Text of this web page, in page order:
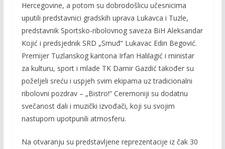
Hercegovine, a potom su dobrodošlicu učesnicima
uputili predstavnici gradskih uprava Lukavca i Tuzle,
predstavnik Sportsko-ribolovnog saveza BiH Aleksandar
Kojić i predsjednik SRD „Smuđ“ Lukavac Edin Begović.
Premijer Tuzlanskog kantona Irfan Halilagić i ministar
za kulturu, sport i mlade TK Damir Gazdić također su
poželjeli sreću i uspjeh svim ekipama uz tradicionalni
ribolovni pozdrav – „Bistro!“ Ceremoniji su dodatnu
svečanost dali i muzički izvođači, koji su svojim
nastupom upotpunili atmosferu.
Na otvaranju su predstavljene reprezentacije iz čak 30